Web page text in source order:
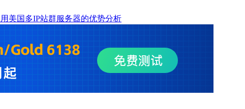
美国多IP站群服务器的优势分析